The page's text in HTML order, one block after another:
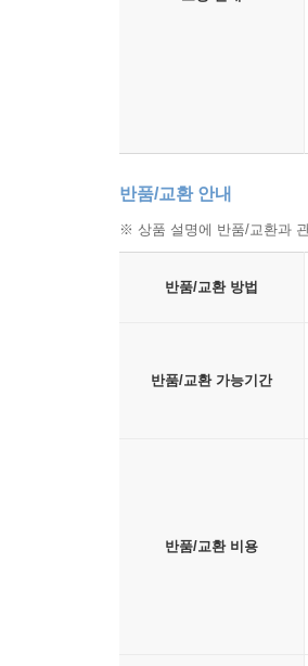
반품/교환 안내
※ 상품 설명에 반품/교환과
반품/교환 방법
반품/교환 가능기간
반품/교환 비용